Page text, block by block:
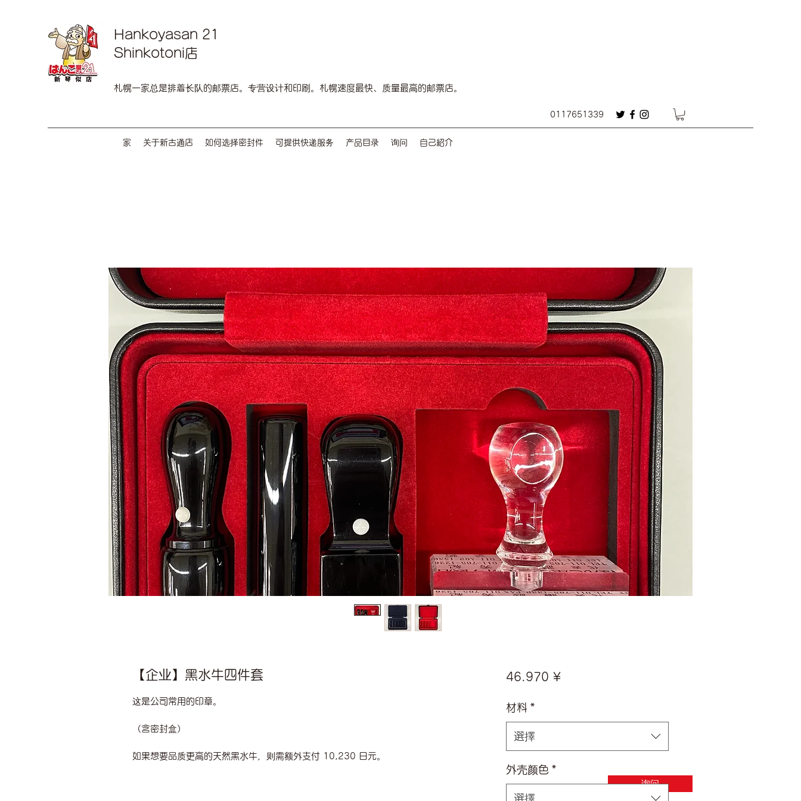
Hankoyasan 21
Shinkotoni店
札幌一家总是排着长队的邮票店。专营设计和印刷。札幌速度最快、质量最高的邮票店。
0117651339
家 关于新古通店 如何选择密封件 可提供快递服务 产品目录 询问 自己紹介
询问
【企业】黑水牛四件套
这是公司常用的印章。
（含密封盒）
如果想要品质更高的天然黑水牛，则需额外支付 10,230 日元。
46.970 ¥價
材料 *
選擇
外壳颜色 *
選擇